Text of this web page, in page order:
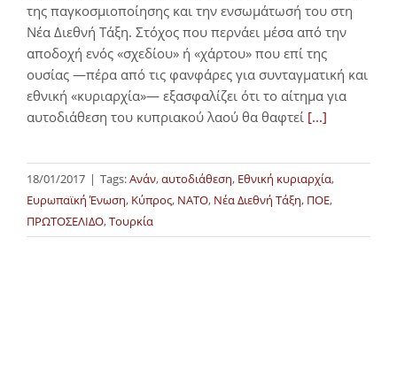
της παγκοσμιοποίησης και την ενσωμάτωσή του στη
Νέα Διεθνή Τάξη. Στόχος που περνάει μέσα από την
αποδοχή ενός «σχεδίου» ή «χάρτου» που επί της
ουσίας —πέρα από τις φανφάρες για συνταγματική και
εθνική «κυριαρχία»— εξασφαλίζει ότι το αίτημα για
αυτοδιάθεση του κυπριακού λαού θα θαφτεί [...]
18/01/2017 | Tags:Ανάν,αυτοδιάθεση, Εθνική κυριαρχία,
Ευρωπαϊκή Ένωση, Κύπρος, ΝΑΤΟ, Νέα Διεθνή Τάξη, ΠΟΕ,
ΠΡΩΤΟΣΕΛΙΔΟ,Τουρκία